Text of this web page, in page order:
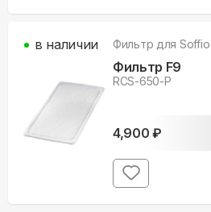
Фильтр для Soffio
Фильтр F9
RCS-650-P
4,900 ₽
в наличии